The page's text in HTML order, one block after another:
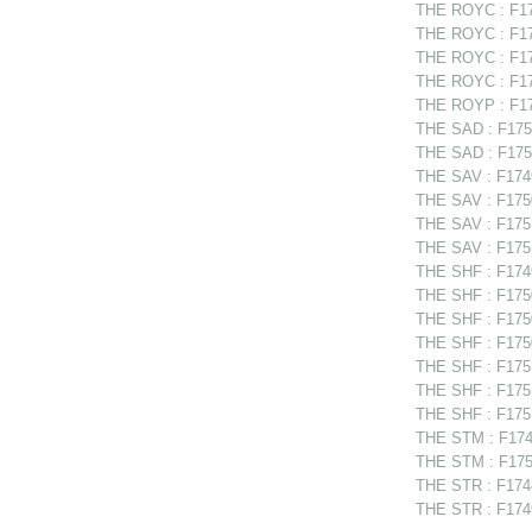
THE ROYC :
THE ROYC :
THE ROYC :
THE ROYC :
THE ROYP :
THE SAD :
THE SAD :
THE SAV :
THE SAV :
THE SAV :
THE SAV :
THE SHF :
THE SHF :
THE SHF :
THE SHF :
THE SHF :
THE SHF :
THE SHF :
THE STM :
THE STM :
THE STR :
THE STR :